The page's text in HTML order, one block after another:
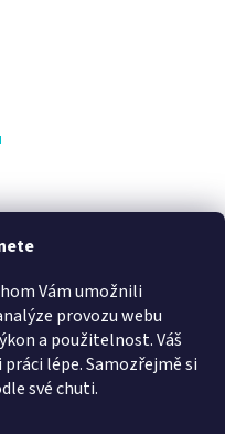
Vám umožnili
provozu webu
a použitelnost. Váš
lépe. Samozřejmě si
své chuti.